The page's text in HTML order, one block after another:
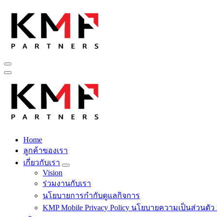
content
Fintech สำหรับวงการรับเหมาก่อสร้าง สู่อนาคตที่ดีกว่าไปพร้อม
Fintech สำหรับวงการรับเหมาก่อสร้าง สู่อนาคตที่ดีกว่าไปพร้อม
Home
ลูกค้าของเรา
เกี่ยวกับเรา
Vision
ร่วมงานกับเรา
นโยบายการกำกับดูแลกิจการ
KMP Mobile Privacy Policy นโยบายความเป็นส่วนตัว